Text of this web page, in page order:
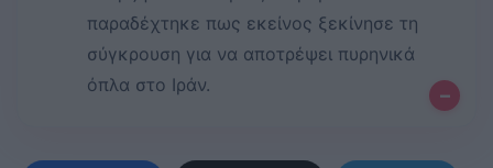
παραδέχτηκε πως εκείνος ξεκίνησε τη
σύγκρουση για να αποτρέψει πυρηνικά
όπλα στο Ιράν.
–